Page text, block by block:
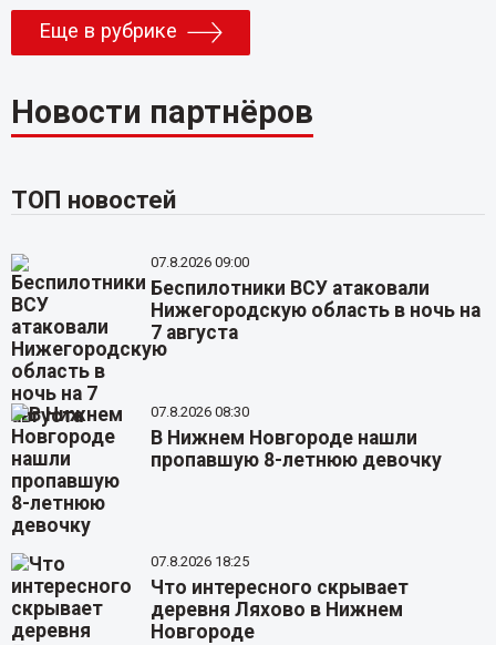
Еще в рубрике
Новости партнёров
ТОП новостей
07.8.2026 09:00
Беспилотники ВСУ атаковали
Нижегородскую область в ночь на
7 августа
07.8.2026 08:30
В Нижнем Новгороде нашли
пропавшую 8-летнюю девочку
07.8.2026 18:25
Что интересного скрывает
деревня Ляхово в Нижнем
Новгороде